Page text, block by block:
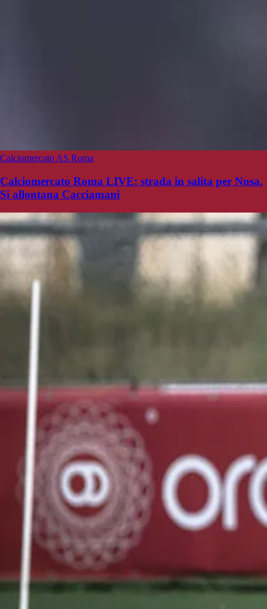
Calciomercato AS Roma
Calciomercato Roma LIVE: strada in salita per Nusa.
Si allontana Cacciamani